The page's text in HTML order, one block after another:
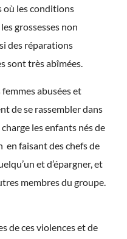
où les conditions
grossesses non
des réparations
sont très abîmées.
abusées et
de se rassembler dans
les enfants nés de
en faisant des chefs de
et d’épargner, et
membres du groupe.
de ces violences et de